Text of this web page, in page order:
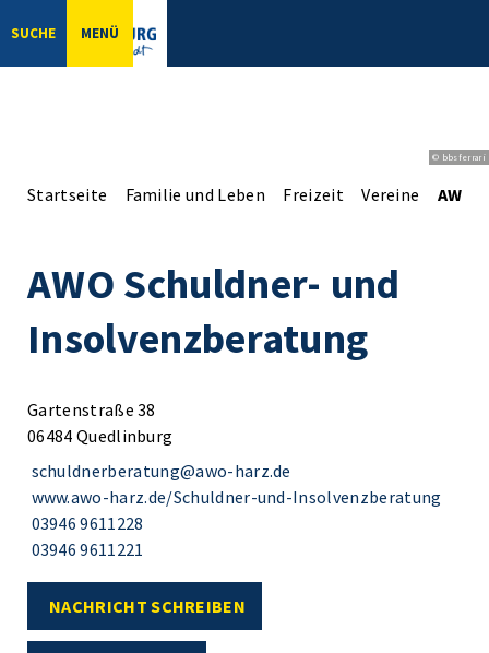
SUCHE MENÜ
© bbsferrari
Startseite Familie und Leben Freizeit Vereine AWO
AWO Schuldner- und
Insolvenzberatung
Gartenstraße 38
06484 Quedlinburg
schuldnerberatung@awo-harz.de
www.awo-harz.de/Schuldner-und-Insolvenzberatung
03946 9611228
03946 9611221
NACHRICHT SCHREIBEN